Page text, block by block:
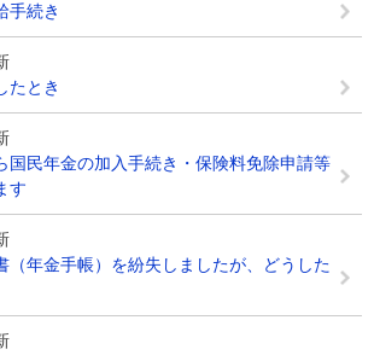
手続き
たとき
国民年金の加入手続き・保険料免除申請等
す
（年金手帳）を紛失しましたが、どうした